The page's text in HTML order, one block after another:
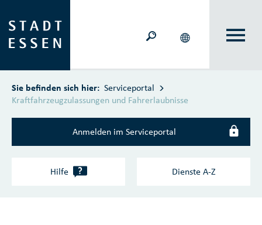
Sie befinden sich hier: Serviceportal
Kraftfahrzeugzulassungen und Fahrerlaubnisse
Anmelden im Serviceportal
Hilfe ? Dienste A‑Z